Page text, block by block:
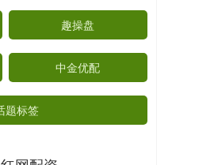
趣操盘
中金优配
题标签